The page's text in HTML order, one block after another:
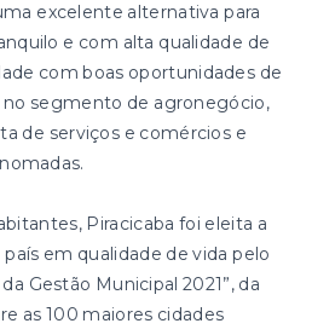
excelente alternativa para
e com alta qualidade de
com boas oportunidades de
segmento de agronegócio,
de serviços e comércios e
Piracicaba foi eleita a
em qualidade de vida pelo
Gestão Municipal 2021”, da
as 100 maiores cidades